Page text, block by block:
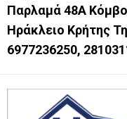
Παρλαμά 48Α
Ηράκλειο Κρήτης
6977236250,